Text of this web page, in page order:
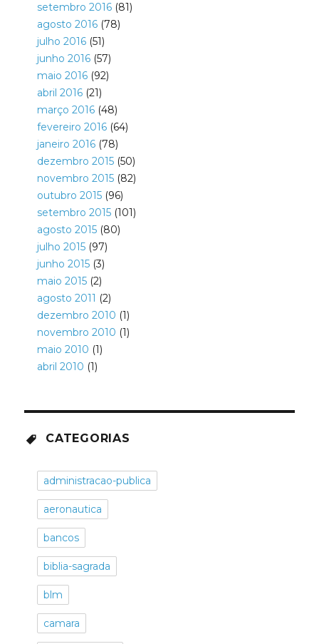
setembro 2016(81)
agosto 2016(78)
julho 2016(51)
junho 2016(57)
maio 2016(92)
abril 2016(21)
março 2016(48)
fevereiro 2016(64)
janeiro 2016(78)
dezembro 2015(50)
novembro 2015(82)
outubro 2015(96)
setembro 2015(101)
agosto 2015(80)
julho 2015(97)
junho 2015(3)
maio 2015(2)
agosto 2011 (2)
dezembro 2010 (1)
novembro 2010 (1)
maio 2010 (1)
abril 2010 (1)
CATEGORIAS
administracao-publica
aeronautica
bancos
biblia-sagrada
blm
camara